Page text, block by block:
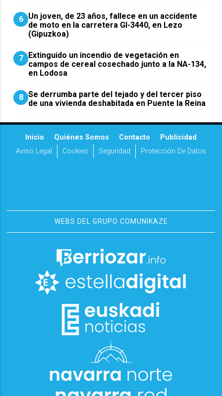
6 Un joven, de 23 años, fallece en un accidente
de moto en la carretera GI-3440, en Lezo
(Gipuzkoa)
7 Extinguido un incendio de vegetación en
campos de cereal cosechado junto a la NA-134,
en Lodosa
8 Se derrumba parte del tejado y del tercer piso
de una vivienda deshabitada en Puente la Reina
Inicio Quiénes Somos Contacto
Publicidad
Aviso Legal
Cookies Seguridad Protección De Datos
WEBS DEL GRUPO COMUNIKAZE